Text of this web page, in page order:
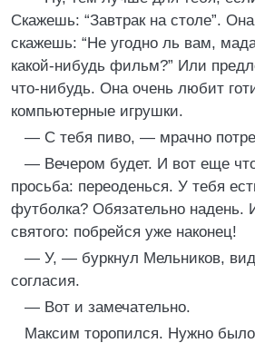
Скажешь: “Завтрак на столе”.
скажешь: “Не угодно ль вам,
какой-нибудь фильм?” Или
что-нибудь. Она очень любит
компьютерные игрушки.
— С тебя пиво, — мрачно
— Вечером будет. И вот еще
просьба: переоденься. У тебя
футболка? Обязательно надень.
святого: побрейся уже наконец!
— У, — буркнул Мельников,
согласия.
— Вот и замечательно.
Максим торопился. Нужно